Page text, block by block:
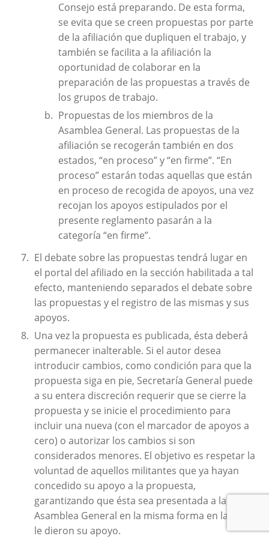
Consejo está preparando. De esta forma,
se evita que se creen propuestas por parte
de la afiliación que dupliquen el trabajo, y
también se facilita a la afiliación la
oportunidad de colaborar en la
preparación de las propuestas a través de
los grupos de trabajo.
Propuestas de los miembros de la
Asamblea General. Las propuestas de la
afiliación se recogerán también en dos
estados, “en proceso” y “en firme”. “En
proceso” estarán todas aquellas que están
en proceso de recogida de apoyos, una vez
recojan los apoyos estipulados por el
presente reglamento pasarán a la
categoría “en firme”.
El debate sobre las propuestas tendrá lugar en
el portal del afiliado en la sección habilitada a tal
efecto, manteniendo separados el debate sobre
las propuestas y el registro de las mismas y sus
apoyos.
Una vez la propuesta es publicada, ésta deberá
permanecer inalterable. Si el autor desea
introducir cambios, como condición para que la
propuesta siga en pie, Secretaría General puede
a su entera discreción requerir que se cierre la
propuesta y se inicie el procedimiento para
incluir una nueva (con el marcador de apoyos a
cero) o autorizar los cambios si son
considerados menores. El objetivo es respetar la
voluntad de aquellos militantes que ya hayan
concedido su apoyo a la propuesta,
garantizando que ésta sea presentada a la
Asamblea General en la misma forma en la que
le dieron su apoyo.